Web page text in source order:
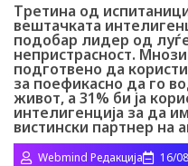
Третина од
вештачката
подобар лидер од
непристрасност.
подготвено да
за поефикасно да го
живот, а 31% би ја
интелигенција за да
вистински партнер на
Webmind Редакција 16/